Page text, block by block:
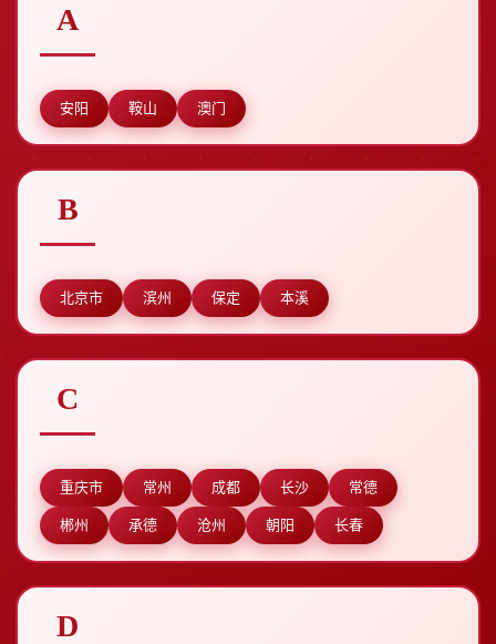
A
安阳 鞍山 澳门
B
北京市 滨州 保定 本溪
C
重庆市 常州 成都 长沙 常德
郴州 承德 沧州 朝阳 长春
D